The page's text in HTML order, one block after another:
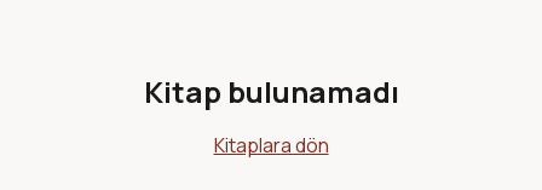
Kitap bulunamadı
Kitaplara dön